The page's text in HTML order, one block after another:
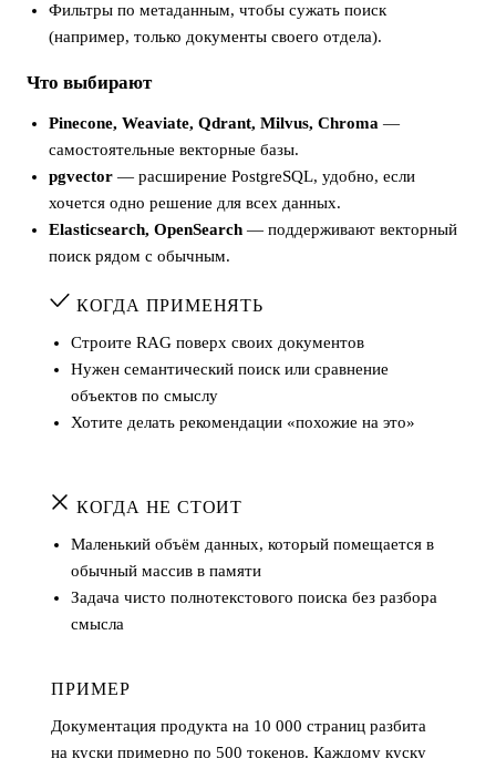
Фильтры по метаданным, чтобы сужать поиск
(например, только документы своего отдела).
Что выбирают
Pinecone, Weaviate, Qdrant, Milvus, Chroma —
самостоятельные векторные базы.
pgvector — расширение PostgreSQL, удобно, если
хочется одно решение для всех данных.
Elasticsearch, OpenSearch — поддерживают векторный
поиск рядом с обычным.
КОГДА ПРИМЕНЯТЬ
Строите RAG поверх своих документов
Нужен семантический поиск или сравнение
объектов по смыслу
Хотите делать рекомендации «похожие на это»
КОГДА НЕ СТОИТ
Маленький объём данных, который помещается в
обычный массив в памяти
Задача чисто полнотекстового поиска без разбора
смысла
ПРИМЕР
Документация продукта на 10 000 страниц разбита
на куски примерно по 500 токенов. Каждому куску